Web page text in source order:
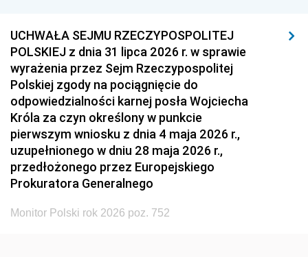
UCHWAŁA SEJMU RZECZYPOSPOLITEJ
POLSKIEJ z dnia 31 lipca 2026 r. w sprawie
wyrażenia przez Sejm Rzeczypospolitej
Polskiej zgody na pociągnięcie do
odpowiedzialności karnej posła Wojciecha
Króla za czyn określony w punkcie
pierwszym wniosku z dnia 4 maja 2026 r.,
uzupełnionego w dniu 28 maja 2026 r.,
przedłożonego przez Europejskiego
Prokuratora Generalnego
Monitor Polski rok 2026 poz. 752